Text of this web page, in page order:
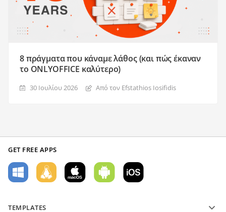
8 πράγματα που κάναμε λάθος (και πώς έκαναν
το ONLYOFFICE καλύτερο)
30 Ιουλίου 2026 Από τον Efstathios Iosifidis
GET FREE APPS
TEMPLATES